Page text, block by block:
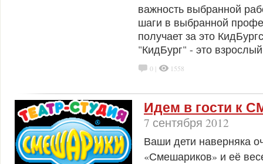
важность выбранной
шаги в выбранной
получает за это
"КидБург" - это
0 | 1558
Идем в гости к
7 сентября 2012
Ваши дети наверняка
«Смешариков» и её